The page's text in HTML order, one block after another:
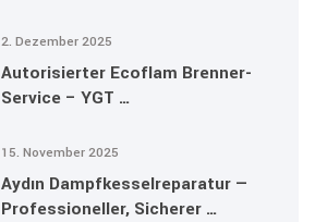
2. Dezember 2025
Autorisierter Ecoflam Brenner-
Service – YGT …
15. November 2025
Aydın Dampfkesselreparatur —
Professioneller, Sicherer …